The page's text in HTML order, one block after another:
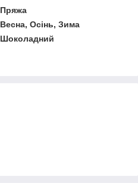
Пряжа
Весна, Осінь, Зима
Шоколадний